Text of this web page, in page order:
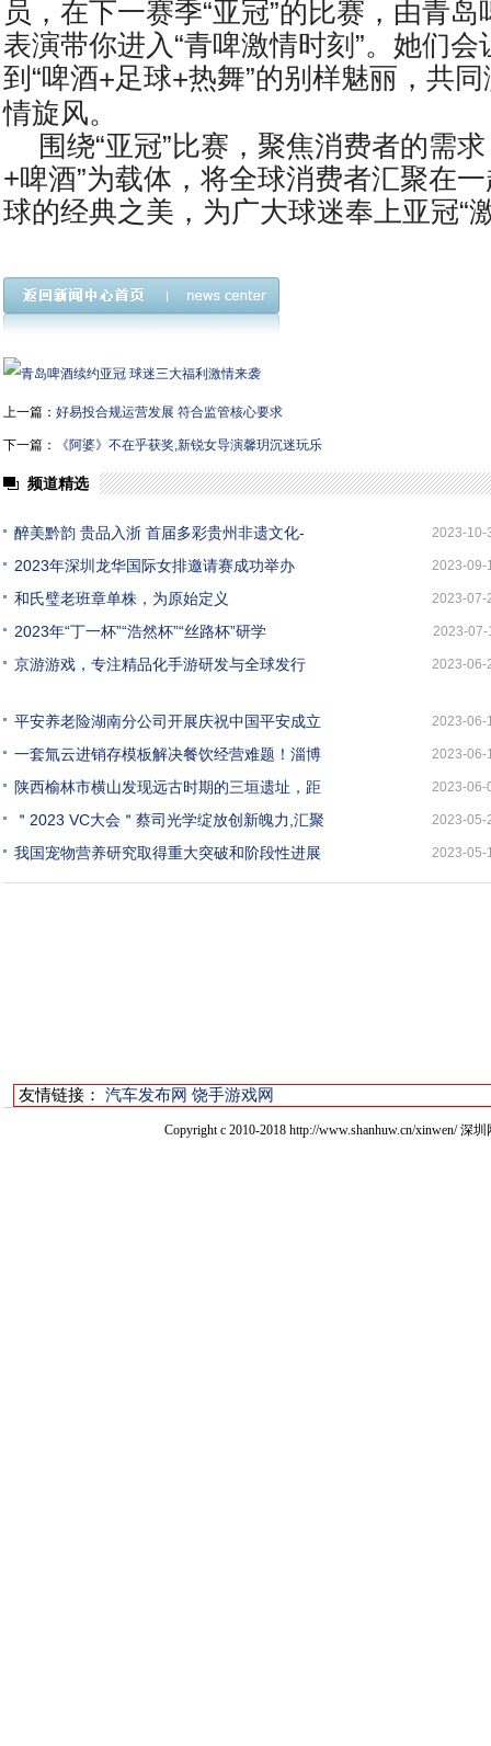
员，在下一赛季“亚冠”的比赛，由青
表演带你进入“青啤激情时刻”。她们
到“啤酒+足球+热舞”的别样魅丽，共
情旋风。
围绕“亚冠”比赛，聚焦消费者的需
+啤酒”为载体，将全球消费者汇聚在
球的经典之美，为广大球迷奉上亚冠“
上一篇： 好易投合规运营发展 符合监管核心要求
下一篇： 《阿婆》不在乎获奖,新锐女导演馨玥沉迷玩乐
频道精选
醉美黔韵 贵品入浙 首届多彩贵州非遗文化- 2023-10-
2023年深圳龙华国际女排邀请赛成功举办 2023-09-
和氏璧老班章单株，为原始定义 2023-07-
2023年“丁一杯”“浩然杯”“丝路杯”研学 2023-07-
京游游戏，专注精品化手游研发与全球发行 2023-06-
平安养老险湖南分公司开展庆祝中国平安成立 2023-06-
一套氚云进销存模板解决餐饮经营难题！淄博 2023-06-
陕西榆林市横山发现远古时期的三垣遗址，距 2023-06-
＂2023 VC大会＂蔡司光学绽放创新魄力,汇聚 2023-05-
我国宠物营养研究取得重大突破和阶段性进展 2023-05-
友情链接： 汽车发布网 饶手游戏网
Copyright c 2010-2018 http://www.shanhuw.cn/xinwen/